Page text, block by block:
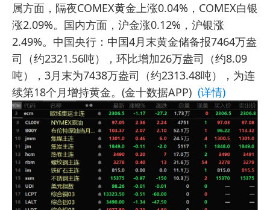
属方面，隔夜COMEX黄金上涨0.04%，COMEX白银
涨2.09%。国内方面，沪金涨0.12%，沪银涨
2.49%。中国央行：中国4月末黄金储备报7464万盎
司（约2321.56吨），环比增加26万盎司（约8.09
吨），3月末为7438万盎司（约2313.48吨），为连
续第18个月增持黄金。(金十数据APP) (详情)